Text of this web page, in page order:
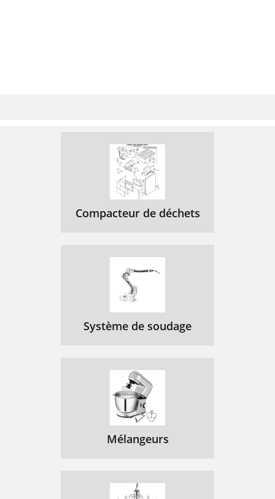
Compacteur de déchets
Système de soudage
Mélangeurs